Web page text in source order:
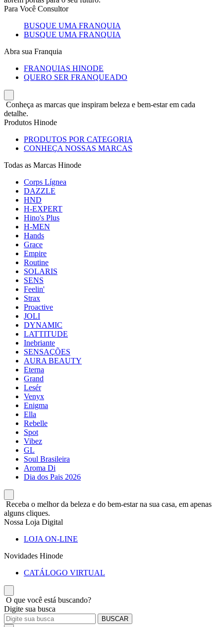
Para Você Consultor
BUSQUE UMA FRANQUIA
BUSQUE UMA FRANQUIA
Abra sua Franquia
FRANQUIAS HINODE
QUERO SER FRANQUEADO
Conheça as marcas que inspiram beleza e bem-estar em cada
detalhe.
Produtos Hinode
PRODUTOS POR CATEGORIA
CONHEÇA NOSSAS MARCAS
Todas as Marcas Hinode
Corps Lígnea
DAZZLE
HND
H-EXPERT
Hino's Plus
H-MEN
Hands
Grace
Empire
Routine
SOLARIS
SENS
Feelin'
Strax
Proactive
JOLI
DYNAMIC
LATTITUDE
Inebriante
SENSAÇÕES
AURA BEAUTY
Eterna
Grand
Lesér
Venyx
Enigma
Ella
Rebelle
Spot
Vibez
GL
Soul Brasileira
Aroma Di
Dia dos Pais 2026
Receba o melhor da beleza e do bem-estar na sua casa, em apenas
alguns cliques.
Nossa Loja Digital
LOJA ON-LINE
Novidades Hinode
CATÁLOGO VIRTUAL
O que você está buscando?
Digite sua busca
BUSCAR